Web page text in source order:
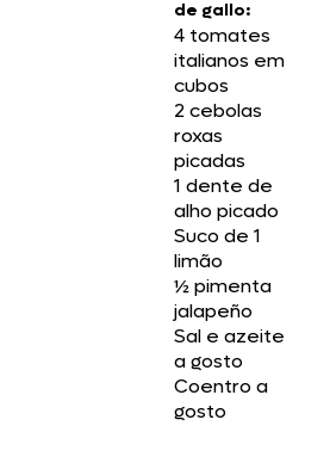
de gallo:
4 tomates
italianos em
cubos
2 cebolas
roxas
picadas
1 dente de
alho picado
Suco de 1
limão
½ pimenta
jalapeño
Sal e azeite
a gosto
Coentro a
gosto